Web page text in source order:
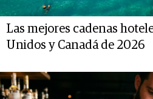
Las mejores cadenas
Unidos y Canadá de 2026